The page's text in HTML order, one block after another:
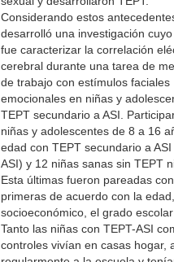
Considerando estos
desarrolló una investigación
fue caracterizar la correlación
cerebral durante una tarea de
de trabajo con estímulos faciales
emocionales en niñas y
TEPT secundario a ASI.
niñas y adolescentes de 8 a 16
edad con TEPT secundario a ASI
ASI) y 12 niñas sanas sin TEPT ni
Esta últimas fueron pareadas
primeras de acuerdo con la
socioeconómico, el grado escolar
Tanto las niñas con TEPT-ASI
controles vivían en casas hogar,